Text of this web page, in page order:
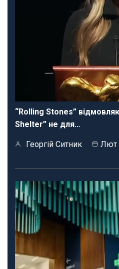
“Rolling Stones”
Shelter” не для…
Георгій Ситник Лют